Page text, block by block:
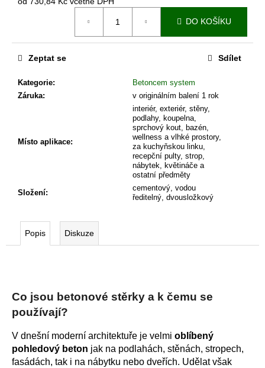
DO KOŠÍKU
Kategorie:
Betoncem system
Záruka: v originálním balení 1 rok
Místo aplikace:
interiér, exteriér, stěny,
podlahy, koupelna,
sprchový kout, bazén,
wellness a vlhké prostory,
za kuchyňskou linku,
recepční pulty, strop,
nábytek, květináče a
ostatní předměty
Složení:
cementový, vodou
ředitelný, dvousložkový
Zeptat se Sdílet
Popis Diskuze
Co jsou betonové stěrky a k čemu se
používají?
V dnešní moderní architektuře je velmi oblíbený
pohledový beton jak na podlahách, stěnách, stropech,
fasádách, tak i na nábytku nebo dveřích. Udělat však
ISTINTO
876
Kč